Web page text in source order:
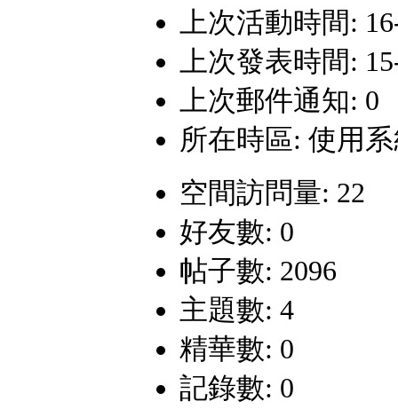
上次活動時間:
上次發表時間:
上次郵件通知: 0
所在時區: 使用
空間訪問量: 22
好友數: 0
帖子數: 2096
主題數: 4
精華數: 0
記錄數: 0